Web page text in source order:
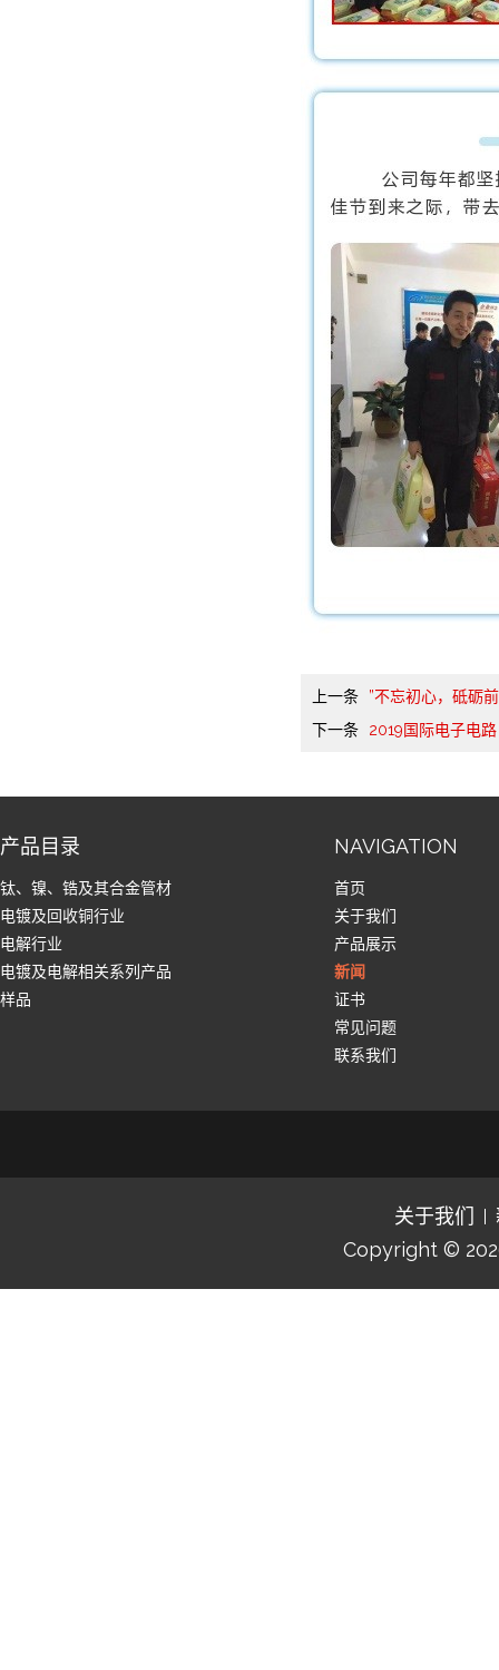
上一条
”不忘初心，砥砺
下一条
2019国际电子电
产品目录
钛、镍、锆及其合金管材
电镀及回收铜行业
电解行业
电镀及电解相关系列产品
样品
NAVIGATION
首页
关于我们
产品展示
新闻
证书
常见问题
联系我们
关于我们
Copyright ©